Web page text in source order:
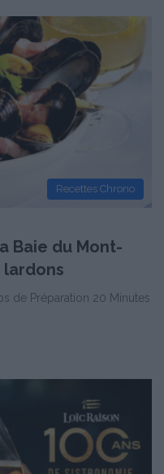
Recettes Chrono
Baie du Mont-
lardons
de Préparation 20 Minutes